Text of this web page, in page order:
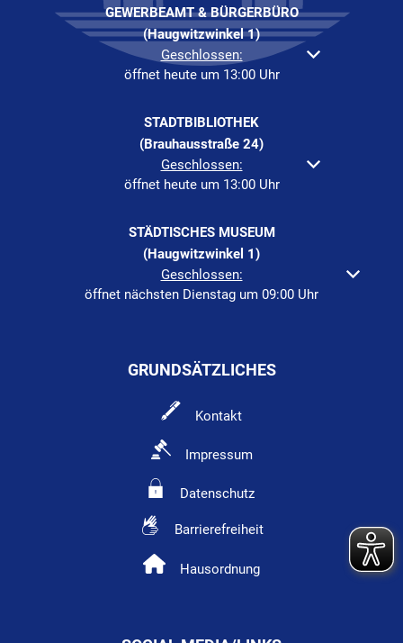
GEWERBEAMT & BÜRGERBÜRO
(Haugwitzwinkel 1)
Klicken, um weitere Öffnungs- oder Schließzeiten
Geschlossen:
öffnet heute um 13:00 Uhr
STADTBIBLIOTHEK
(Brauhausstraße 24)
Klicken, um weitere Öffnungs- oder Schließzeiten
Geschlossen:
öffnet heute um 13:00 Uhr
STÄDTISCHES MUSEUM
(Haugwitzwinkel 1)
Klicken, um weitere Öffnungs- oder Schließzeiten
Geschlossen:
öffnet nächsten Dienstag um 09:00 Uhr
GRUNDSÄTZLICHES
Kontakt
Impressum
Datenschutz
Barrierefreiheit
Hausordnung